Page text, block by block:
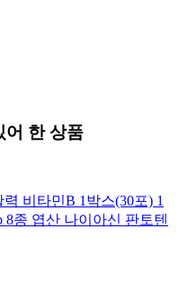
어 한 상품
비타민B 1박스(30포) 1
종 엽산 나이아신 판토텐